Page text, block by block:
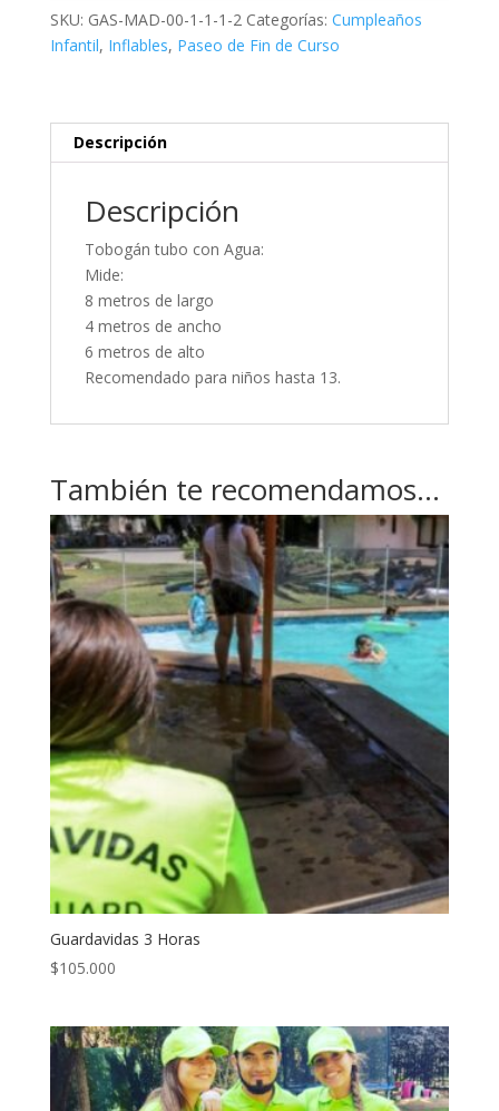
cantidad
SKU: GAS-MAD-00-1-1-1-2 Categorías: Cumpleaños
Infantil, Inflables, Paseo de Fin de Curso
Descripción
Descripción
Tobogán tubo con Agua:
Mide:
8 metros de largo
4 metros de ancho
6 metros de alto
Recomendado para niños hasta 13.
También te recomendamos…
Guardavidas 3 Horas
$105.000